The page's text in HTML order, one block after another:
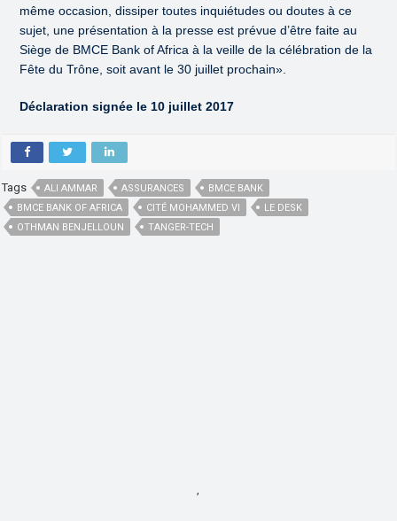
même occasion, dissiper toutes inquiétudes ou doutes à ce
sujet, une présentation à la presse est prévue d’être faite au
Siège de BMCE Bank of Africa à la veille de la célébration de la
Fête du Trône, soit avant le 30 juillet prochain».
Déclaration signée le 10 juillet 2017
Tags ALI AMMAR ASSURANCES
BMCE BANK
BMCE BANK OF AFRICA
CITÉ MOHAMMED VI
LE DESK
OTHMAN BENJELLOUN
TANGER-TECH
,